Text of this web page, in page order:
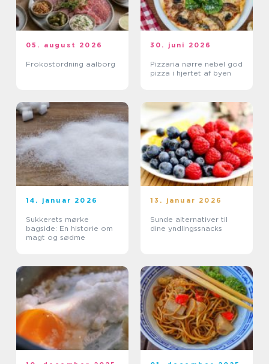
05. august 2026
Frokostordning aalborg
30. juni 2026
Pizzaria nørre nebel god
pizza i hjertet af byen
14. januar 2026
Sukkerets mørke
bagside: En historie om
magt og sødme
13. januar 2026
Sunde alternativer til
dine yndlingssnacks